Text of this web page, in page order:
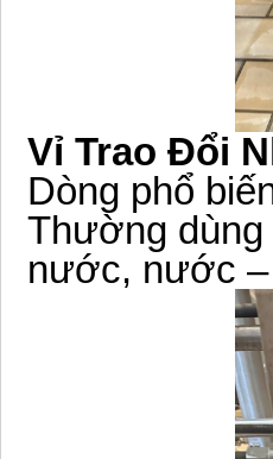
Vỉ Trao Đổi
Dòng phổ
Thường dùng
nước, nước –